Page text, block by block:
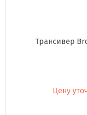
Трансивер
Цену